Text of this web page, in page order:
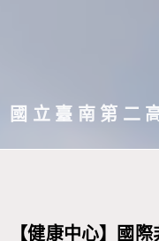
主國立臺南第二
【健康中心】國